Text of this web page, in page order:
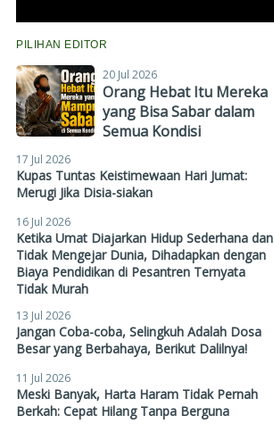
PILIHAN EDITOR
20 Jul 2026
Orang Hebat Itu Mereka
yang Bisa Sabar dalam
Semua Kondisi
17 Jul 2026
Kupas Tuntas Keistimewaan Hari Jumat:
Merugi Jika Disia-siakan
16 Jul 2026
Ketika Umat Diajarkan Hidup Sederhana dan
Tidak Mengejar Dunia, Dihadapkan dengan
Biaya Pendidikan di Pesantren Ternyata
Tidak Murah
13 Jul 2026
Jangan Coba-coba, Selingkuh Adalah Dosa
Besar yang Berbahaya, Berikut Dalilnya!
11 Jul 2026
Meski Banyak, Harta Haram Tidak Pernah
Berkah: Cepat Hilang Tanpa Berguna